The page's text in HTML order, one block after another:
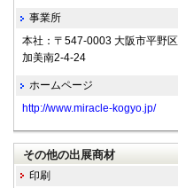
事業所
本社：〒547-0003 大阪市平野区
加美南2-4-24
ホームページ
http://www.miracle-kogyo.jp/
その他の出展商材
印刷